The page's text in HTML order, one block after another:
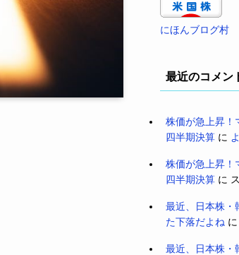
にほんブログ村
最近のコメン
株価が急上昇！
四半期決算 に
株価が急上昇！
四半期決算 に
最近、日本株・
た下落だよね に
最近、日本株・